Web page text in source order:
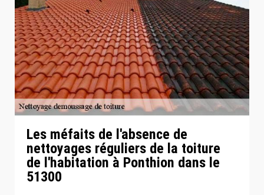
Les méfaits de l'absence de
nettoyages réguliers de la toiture
de l'habitation à Ponthion dans le
51300